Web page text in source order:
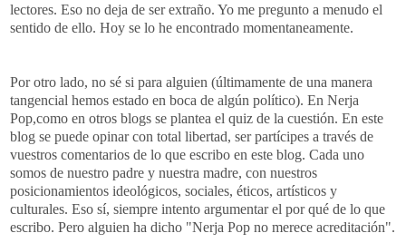
lectores. Eso no deja de ser extraño. Yo me pregunto a menudo el
sentido de ello. Hoy se lo he encontrado momentaneamente.
Por otro lado, no sé si para alguien (últimamente de una manera
tangencial hemos estado en boca de algún político). En Nerja
Pop,como en otros blogs se plantea el quiz de la cuestión. En este
blog se puede opinar con total libertad, ser partícipes a través de
vuestros comentarios de lo que escribo en este blog. Cada uno
somos de nuestro padre y nuestra madre, con nuestros
posicionamientos ideológicos, sociales, éticos, artísticos y
culturales. Eso sí, siempre intento argumentar el por qué de lo que
escribo. Pero alguien ha dicho "Nerja Pop no merece acreditación".